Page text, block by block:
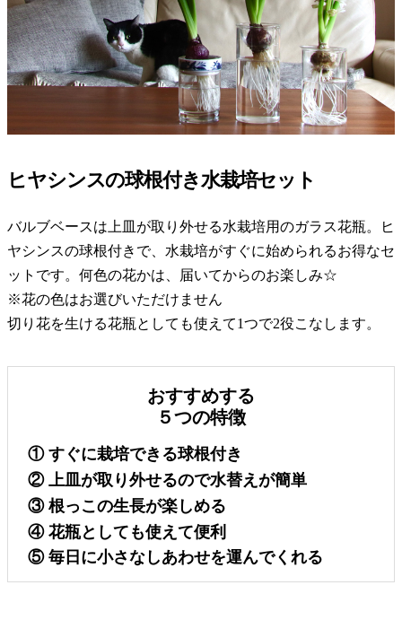
ヒヤシンスの球根付き水栽培セット
バルブベースは上皿が取り外せる水栽培用のガラス花瓶。ヒ
ヤシンスの球根付きで、水栽培がすぐに始められるお得なセ
ットです。何色の花かは、届いてからのお楽しみ☆
※花の色はお選びいただけません
切り花を生ける花瓶としても使えて1つで2役こなします。
おすすめする
５つの特徴
① すぐに栽培できる球根付き
② 上皿が取り外せるので水替えが簡単
③ 根っこの生長が楽しめる
④ 花瓶としても使えて便利
⑤ 毎日に小さなしあわせを運んでくれる